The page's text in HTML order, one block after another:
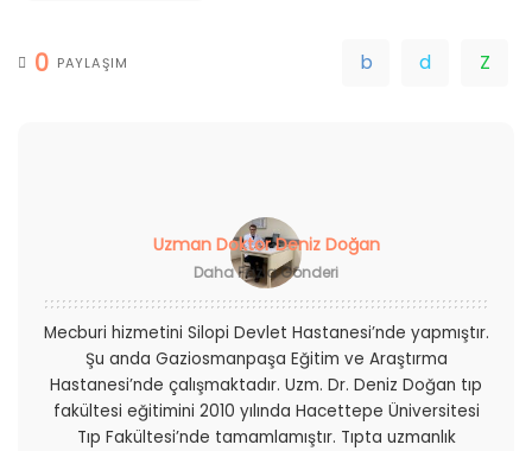
0 PAYLAŞIM
Uzman Doktor Deniz Doğan
Daha Fazla Gönderi
Mecburi hizmetini Silopi Devlet Hastanesi’nde yapmıştır.
Şu anda Gaziosmanpaşa Eğitim ve Araştırma
Hastanesi’nde çalışmaktadır. Uzm. Dr. Deniz Doğan tıp
fakültesi eğitimini 2010 yılında Hacettepe Üniversitesi
Tıp Fakültesi’nde tamamlamıştır. Tıpta uzmanlık